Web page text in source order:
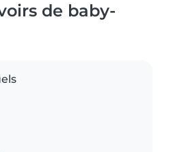
de baby-